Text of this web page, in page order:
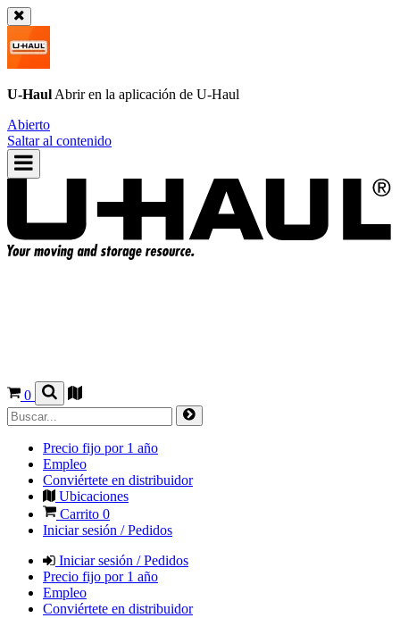
U-Haul Abrir en la aplicación de U-Haul
Abierto
Saltar al contenido
0
Precio fijo por 1 año
Empleo
Conviértete en distribuidor
Ubicaciones
Carrito 0
Iniciar sesión / Pedidos
Iniciar sesión / Pedidos
Precio fijo por 1 año
Empleo
Conviértete en distribuidor